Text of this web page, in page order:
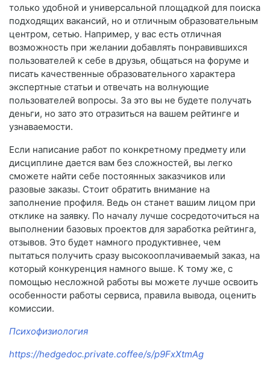
только удобной и универсальной площадкой для поиска
подходящих вакансий, но и отличным образовательным
центром, сетью. Например, у вас есть отличная
возможность при желании добавлять понравившихся
пользователей к себе в друзья, общаться на форуме и
писать качественные образовательного характера
экспертные статьи и отвечать на волнующие
пользователей вопросы. За это вы не будете получать
деньги, но зато это отразиться на вашем рейтинге и
узнаваемости.
Если написание работ по конкретному предмету или
дисциплине дается вам без сложностей, вы легко
сможете найти себе постоянных заказчиков или
разовые заказы. Стоит обратить внимание на
заполнение профиля. Ведь он станет вашим лицом при
отклике на заявку. По началу лучше сосредоточиться на
выполнении базовых проектов для заработка рейтинга,
отзывов. Это будет намного продуктивнее, чем
пытаться получить сразу высокооплачиваемый заказ, на
который конкуренция намного выше. К тому же, с
помощью несложной работы вы можете лучше освоить
особенности работы сервиса, правила вывода, оценить
комиссии.
Психофизиология
https://hedgedoc.private.coffee/s/p9FxXtmAg